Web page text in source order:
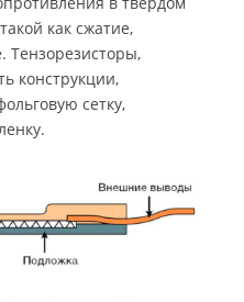
как сжатие,
Тензорезисторы,
конструкции,
сетку,